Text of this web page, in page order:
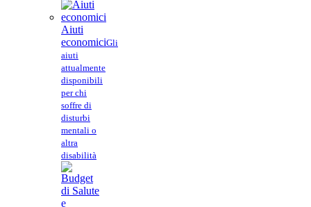
Aiuti
economiciGli
aiuti
attualmente
disponibili
per chi
soffre di
disturbi
mentali o
altra
disabilità